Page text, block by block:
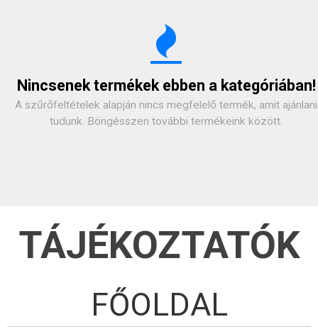
Nincsenek termékek ebben a kategóriában!
A szűrőfeltételek alapján nincs megfelelő termék, amit ajánlani
tudunk. Böngésszen további termékeink között.
TÁJÉKOZTATÓK
FŐOLDAL